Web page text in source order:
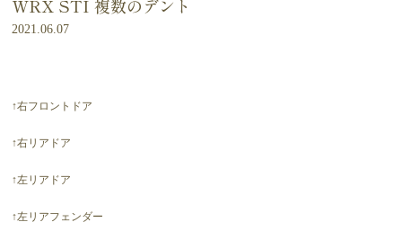
WRX STI 複数のデント
2021.06.07
↑右フロントドア
↑右リアドア
↑左リアドア
↑左リアフェンダー